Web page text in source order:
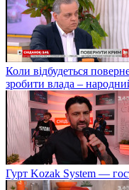
Коли відбудеться
зробити влада –
Гурт Kozak System —